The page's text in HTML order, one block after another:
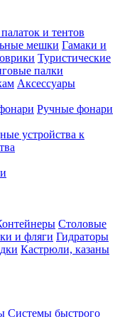
и тентов
мешки Гамаки и
Туристические
палки
Аксессуары
Ручные фонари
устройства к
Столовые
и фляги Гидраторы
Кастрюли, казаны
Системы быстрого